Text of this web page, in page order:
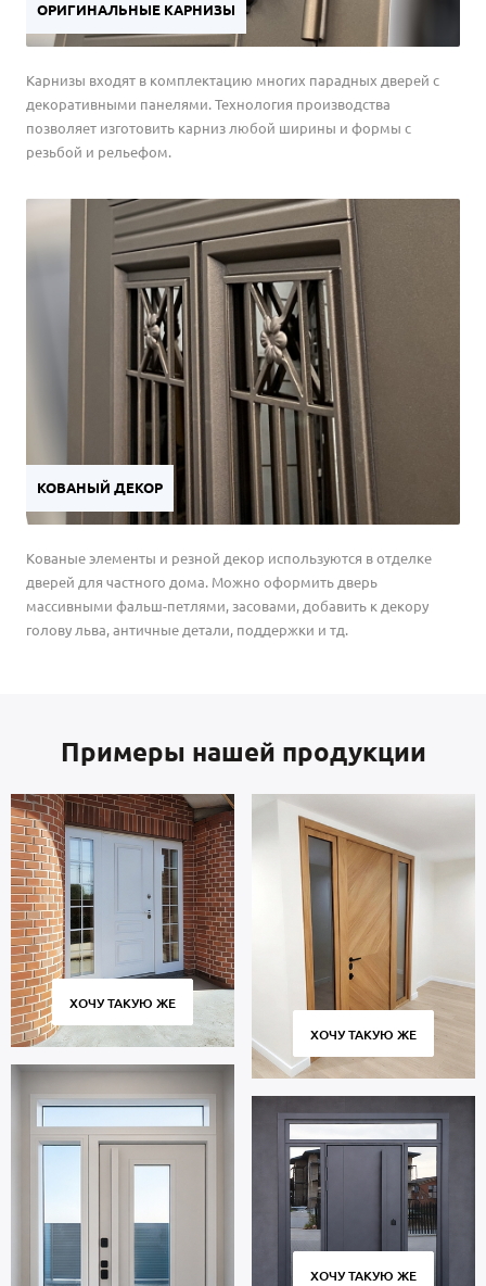
ОРИГИНАЛЬНЫЕ КАРНИЗЫ
Карнизы входят в комплектацию многих парадных дверей с
декоративными панелями. Технология производства
позволяет изготовить карниз любой ширины и формы с
резьбой и рельефом.
КОВАНЫЙ ДЕКОР
Кованые элементы и резной декор используются в отделке
дверей для частного дома. Можно оформить дверь
массивными фальш-петлями, засовами, добавить к декору
голову льва, античные детали, поддержки и тд.
Примеры нашей продукции
ХОЧУ ТАКУЮ ЖЕ
ХОЧУ ТАКУЮ ЖЕ
ХОЧУ ТАКУЮ ЖЕ